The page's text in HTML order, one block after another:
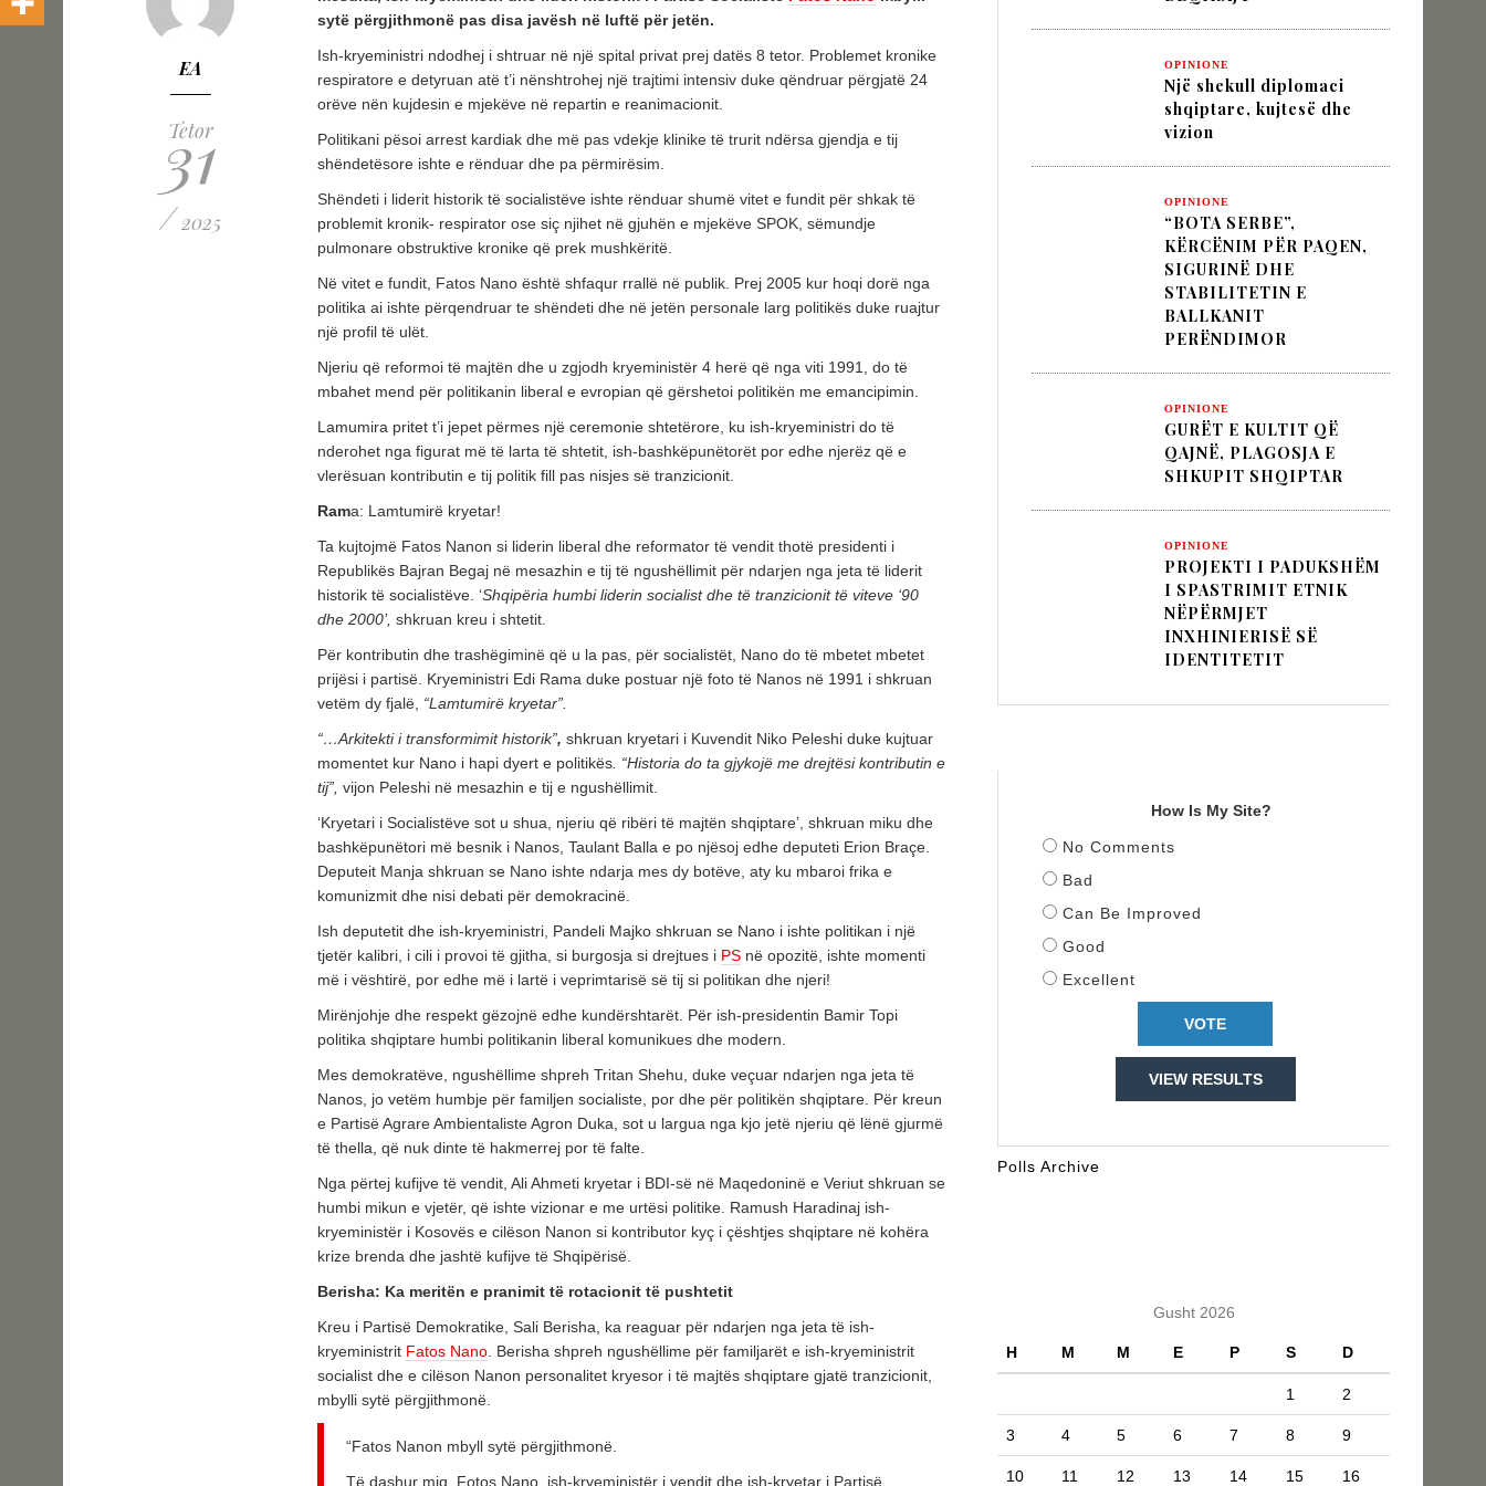
POSTED ON: 25/07/2026
OPINIONE
PROJEKTI I PADUKSHËM I SPASTRIMIT ETNIK NËPËRMJET INXHINIERISË SË
IDENTITETIT
POSTED ON: 20/07/2026
KULTURË
NJË LEXIM TEKSTOLOGJIK DHE SEMIOTIK I VËLLIMIT „MOS I KALLXO HARRIMIT“
TË NAIME BEQIRAJT
POSTED ON: 08/08/2026
EA
Tetor
31
/ 2025
sytë përgjithmonë pas disa javësh në luftë për jetën.
Ish-kryeministri ndodhej i shtruar në një spital privat prej datës 8 tetor. Problemet kronike
respiratore e detyruan atë t’i nënshtrohej një trajtimi intensiv duke qëndruar përgjatë 24
orëve nën kujdesin e mjekëve në repartin e reanimacionit.
Politikani pësoi arrest kardiak dhe më pas vdekje klinike të trurit ndërsa gjendja e tij
shëndetësore ishte e rënduar dhe pa përmirësim.
Shëndeti i liderit historik të socialistëve ishte rënduar shumë vitet e fundit për shkak të
problemit kronik- respirator ose siç njihet në gjuhën e mjekëve SPOK, sëmundje
pulmonare obstruktive kronike që prek mushkëritë.
Në vitet e fundit, Fatos Nano është shfaqur rrallë në publik. Prej 2005 kur hoqi dorë nga
politika ai ishte përqendruar te shëndeti dhe në jetën personale larg politikës duke ruajtur
një profil të ulët.
Njeriu që reformoi të majtën dhe u zgjodh kryeministër 4 herë që nga viti 1991, do të
mbahet mend për politikanin liberal e evropian që gërshetoi politikën me emancipimin.
Lamumira pritet t’i jepet përmes një ceremonie shtetërore, ku ish-kryeministri do të
nderohet nga figurat më të larta të shtetit, ish-bashkëpunëtorët por edhe njerëz që e
vlerësuan kontributin e tij politik fill pas nisjes së tranzicionit.
Rama: Lamtumirë kryetar!
Ta kujtojmë Fatos Nanon si liderin liberal dhe reformator të vendit thotë presidenti i
Republikës Bajran Begaj në mesazhin e tij të ngushëllimit për ndarjen nga jeta të liderit
historik të socialistëve. ‘Shqipëria humbi liderin socialist dhe të tranzicionit të viteve ‘90
dhe 2000’, shkruan kreu i shtetit.
Për kontributin dhe trashëgiminë që u la pas, për socialistët, Nano do të mbetet mbetet
prijësi i partisë. Kryeministri Edi Rama duke postuar një foto të Nanos në 1991 i shkruan
vetëm dy fjalë, “Lamtumirë kryetar”.
“…Arkitekti i transformimit historik”, shkruan kryetari i Kuvendit Niko Peleshi duke kujtuar
momentet kur Nano i hapi dyert e politikës . “Historia do ta gjykojë me drejtësi kontributin e
tij”, vijon Peleshi në mesazhin e tij e ngushëllimit.
‘Kryetari i Socialistëve sot u shua, njeriu që ribëri të majtën shqiptare’, shkruan miku dhe
bashkëpunëtori më besnik i Nanos, Taulant Balla e po njësoj edhe deputeti Erion Braçe.
Deputeit Manja shkruan se Nano ishte ndarja mes dy botëve, aty ku mbaroi frika e
komunizmit dhe nisi debati për demokracinë.
Ish deputetit dhe ish-kryeministri, Pandeli Majko shkruan se Nano i ishte politikan i një
tjetër kalibri, i cili i provoi të gjitha, si burgosja si drejtues i PS në opozitë, ishte momenti
më i vështirë, por edhe më i lartë i veprimtarisë së tij si politikan dhe njeri!
Mirënjohje dhe respekt gëzojnë edhe kundërshtarët. Për ish-presidentin Bamir Topi
politika shqiptare humbi politikanin liberal komunikues dhe modern.
Mes demokratëve, ngushëllime shpreh Tritan Shehu, duke veçuar ndarjen nga jeta të
Nanos, jo vetëm humbje për familjen socialiste, por dhe për politikën shqiptare. Për kreun
e Partisë Agrare Ambientaliste Agron Duka, sot u largua nga kjo jetë njeriu që lënë gjurmë
të thella, që nuk dinte të hakmerrej por të falte.
Nga përtej kufijve të vendit, Ali Ahmeti kryetar i BDI-së në Maqedoninë e Veriut shkruan se
humbi mikun e vjetër, që ishte vizionar e me urtësi politike. Ramush Haradinaj ish-
kryeministër i Kosovës e cilëson Nanon si kontributor kyç i çështjes shqiptare në kohëra
krize brenda dhe jashtë kufijve të Shqipërisë.
Berisha: Ka meritën e pranimit të rotacionit të pushtetit
Kreu i Partisë Demokratike, Sali Berisha, ka reaguar për ndarjen nga jeta të ish-
kryeministrit Fatos Nano . Berisha shpreh ngushëllime për familjarët e ish-kryeministrit
socialist dhe e cilëson Nanon personalitet kryesor i të majtës shqiptare gjatë tranzicionit,
mbylli sytë përgjithmonë.
“Fatos Nanon mbyll sytë përgjithmonë.
Të dashur miq, Fotos Nano, ish-kryeministër i vendit dhe ish-kryetar i Partisë
OPINIONE
Një shekull diplomaci
shqiptare, kujtesë dhe
vizion
OPINIONE
“BOTA SERBE”,
KËRCËNIM PËR PAQEN,
SIGURINË DHE
STABILITETIN E
BALLKANIT
PERËNDIMOR
OPINIONE
GURËT E KULTIT QË
QAJNË, PLAGOSJA E
SHKUPIT SHQIPTAR
OPINIONE
PROJEKTI I PADUKSHËM
I SPASTRIMIT ETNIK
NËPËRMJET
INXHINIERISË SË
IDENTITETIT
How Is My Site?
No Comments
Bad
Can Be Improved
Good
Excellent
VIEW RESULTS
Polls Archive
Gusht 2026
H M M E P S D
1 2
3 4 5 6 7 8 9
10 11 12 13 14 15 16